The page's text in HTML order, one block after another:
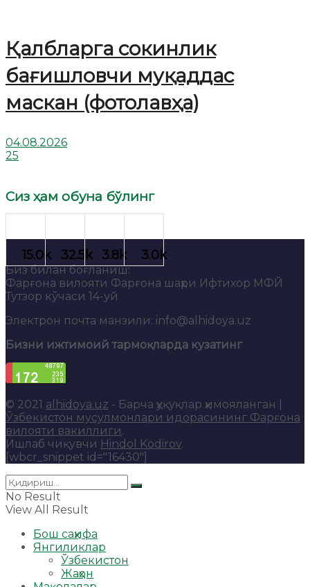
Қалбларга сокинлик
бағишловчи муқаддас
маскан (фотолавҳа)
04.08.2026
25
Сиз ҳам обуна бўлинг
Биз билан боғланиш:
Фарғона вилояти Фарғона шаҳри Ифтихор МФЙ
Тутзор кўчаси 14-уй
Электрон почта манзили: info@alhidoya.uz
Бизни ижтимоий тармоқларда кузатинг
© 2021 alhidoya.uz - Барча ҳуқуқлар ҳимояланган |
Ўзбекистон мусулмонлари идорасининг Фарғона
вилояти вакиллиги.
Ишлаб чиқувчи Hindol Kodirov.
[wbcr_snippet id="16430"]
No Result
View All Result
Бош саҳифа
Янгиликлар
Ўзбекистон
Жаҳон